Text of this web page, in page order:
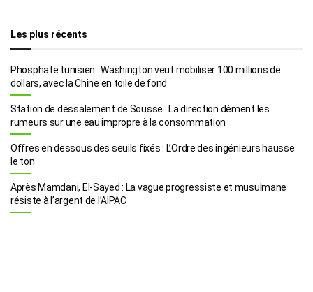
Les plus récents
Phosphate tunisien : Washington veut mobiliser 100 millions de
dollars, avec la Chine en toile de fond
Station de dessalement de Sousse : La direction dément les
rumeurs sur une eau impropre à la consommation
Offres en dessous des seuils fixés : L’Ordre des ingénieurs hausse
le ton
Après Mamdani, El-Sayed : La vague progressiste et musulmane
résiste à l’argent de l’AIPAC